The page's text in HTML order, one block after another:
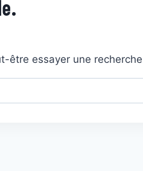
être essayer une